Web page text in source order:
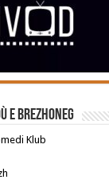
e brezhoneg
Klub